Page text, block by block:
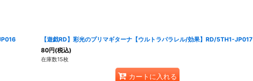
【遊戯RD】彩光のプリマギターナ【ウルトラパラレル/効果】RD/5TH1-JP017
80円(税込)
在庫数15枚
カートに入れる